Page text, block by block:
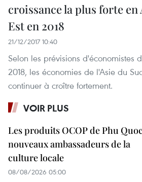
croissance la plus forte en
Est en 2018
21/12/2017 10:40
Selon les prévisions d'économistes
2018, les économies de l'Asie du
continuer à croître fortement.
VOIR PLUS
Les produits OCOP de Phu
nouveaux ambassadeurs de la
culture locale
08/08/2026 05:00